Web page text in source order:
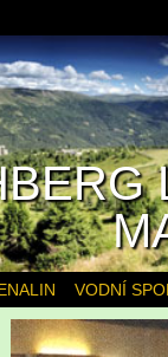
VODNÍ